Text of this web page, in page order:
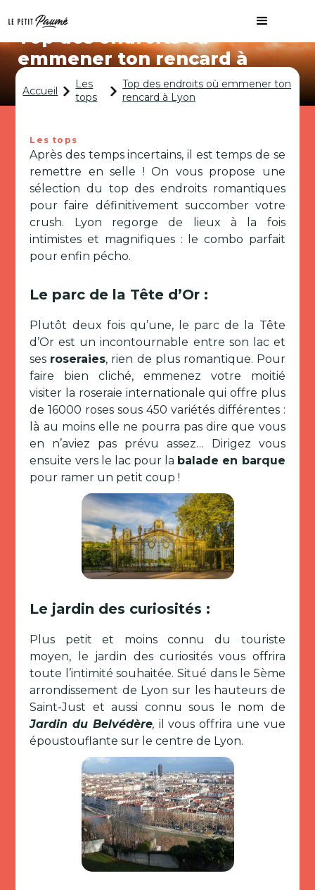
Top des endroits où
emmener ton rencard à
Accueil
Les
tops
Top des endroits où emmener ton
rencard à Lyon
Les tops
Après des temps incertains, il est temps de se
remettre en selle ! On vous propose une
sélection du top des endroits romantiques
pour faire définitivement succomber votre
crush. Lyon regorge de lieux à la fois
intimistes et magnifiques : le combo parfait
pour enfin pécho.
Le parc de la Tête d’Or :
Plutôt deux fois qu’une, le parc de la Tête
d’Or est un incontournable entre son lac et
ses roseraies, rien de plus romantique. Pour
faire bien cliché, emmenez votre moitié
visiter la roseraie internationale qui offre plus
de 16000 roses sous 450 variétés différentes :
là au moins elle ne pourra pas dire que vous
en n’aviez pas prévu assez… Dirigez vous
ensuite vers le lac pour la balade en barque
pour ramer un petit coup !
Le jardin des curiosités :
Plus petit et moins connu du touriste
moyen, le jardin des curiosités vous offrira
toute l’intimité souhaitée. Situé dans le 5ème
arrondissement de Lyon sur les hauteurs de
Saint-Just et aussi connu sous le nom de
Jardin du Belvédère, il vous offrira une vue
époustouflante sur le centre de Lyon.